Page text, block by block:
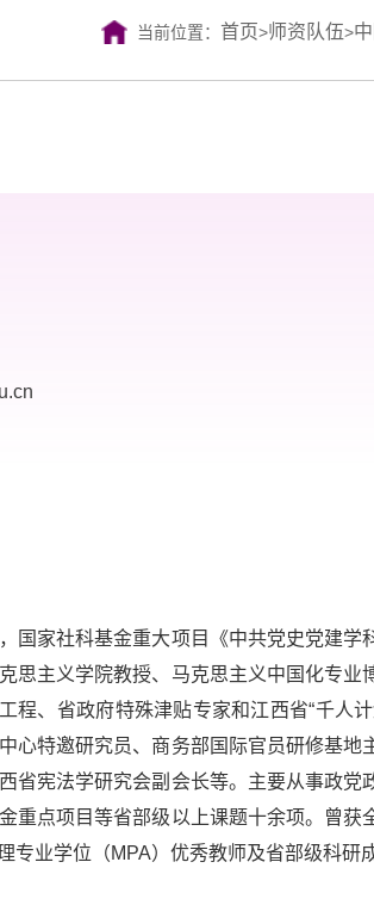
当前位置： 首页>师资队伍>
家社科基金重大项目《中共党史党建学
思主义学院教授、马克思主义中国化专业
程、省政府特殊津贴专家和江西省“千人
心特邀研究员、商务部国际官员研修基地
省宪法学研究会副会长等。主要从事政党
重点项目等省部级以上课题十余项。曾获
业学位（MPA）优秀教师及省部级科研